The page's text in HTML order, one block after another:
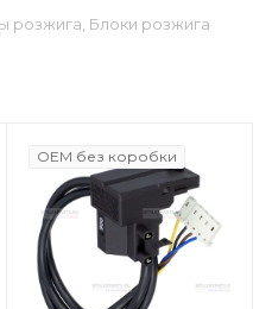
розжига, Блоки розжига
OEM без коробки